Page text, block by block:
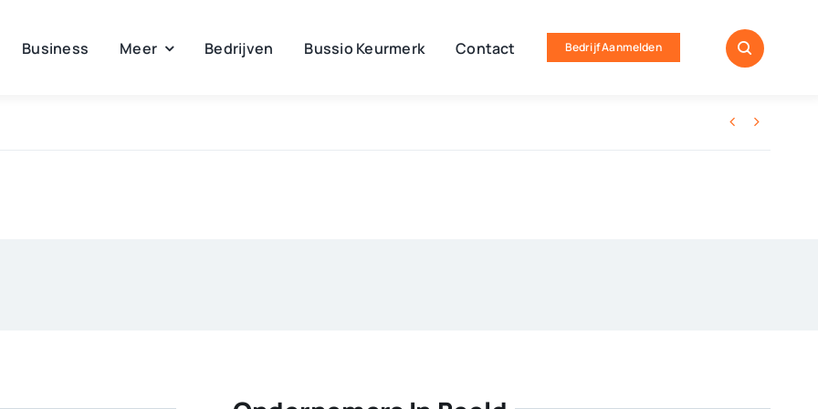
Business Meer Bedrijven Bussio Keurmerk Contact Bedrijf Aanmelden
 